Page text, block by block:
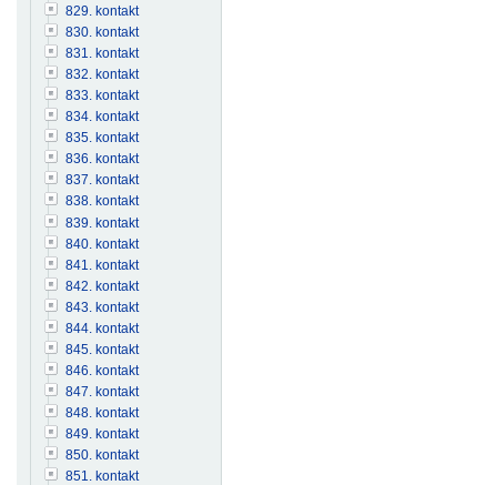
829. kontakt
830. kontakt
831. kontakt
832. kontakt
833. kontakt
834. kontakt
835. kontakt
836. kontakt
837. kontakt
838. kontakt
839. kontakt
840. kontakt
841. kontakt
842. kontakt
843. kontakt
844. kontakt
845. kontakt
846. kontakt
847. kontakt
848. kontakt
849. kontakt
850. kontakt
851. kontakt